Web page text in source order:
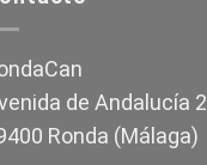
de Andalucía 2
Ronda (Málaga)